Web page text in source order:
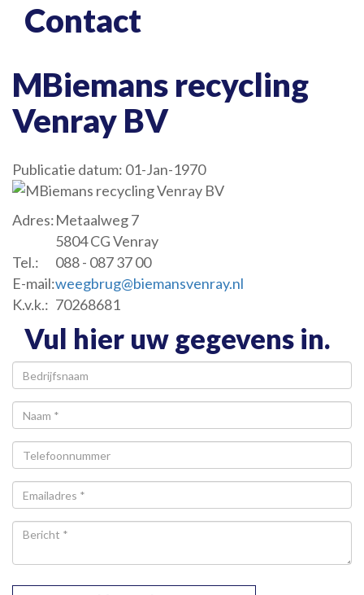
Contact
MBiemans recycling
Venray BV
Publicatie datum: 01-Jan-1970
Adres:Metaalweg 7
5804 CG Venray
Tel.:
088 - 087 37 00
E-mail:weegbrug@biemansvenray.nl
K.v.k.: 70268681
Vul hier uw gegevens in.
Bedrijfsnaam